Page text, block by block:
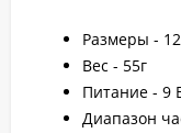
Размеры -
Вес - 55г
Питание - 9
Диапазон